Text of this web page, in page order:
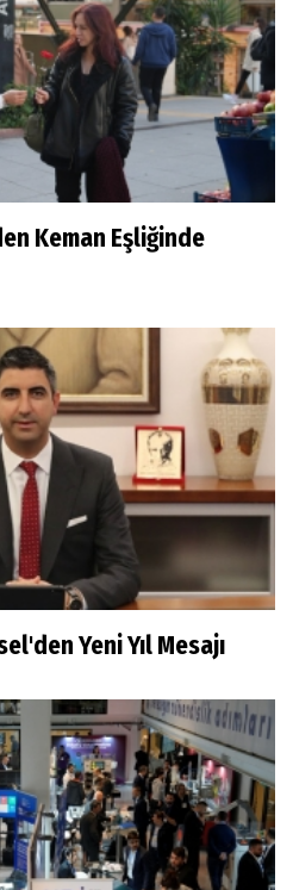
Keman Eşliğinde
Yeni Yıl Mesajı